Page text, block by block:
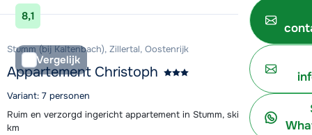
Bekijk accommodatie
8,1
Vergelijk
Stumm (bij Kaltenbach), Zillertal, Oostenrijk
Appartement Christoph
Variant: 7 personen
Ruim en verzorgd ingericht appartement in Stumm, skigebied op 2,5
km